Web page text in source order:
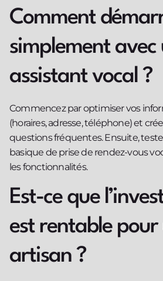
Comment
simplement avec
assistant vocal ?
Commencez par optimiser vos
(horaires, adresse, téléphone) et
questions fréquentes. Ensuite,
basique de prise de rendez-vous
les fonctionnalités.
Est-ce que
est rentable
artisan ?